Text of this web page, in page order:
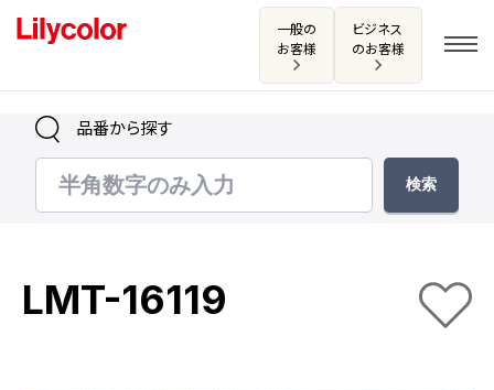
一般の
お客様
ビジネス
のお客様
ログイン・新規会員登録
お気に入り
品番から探す
LMT-16119